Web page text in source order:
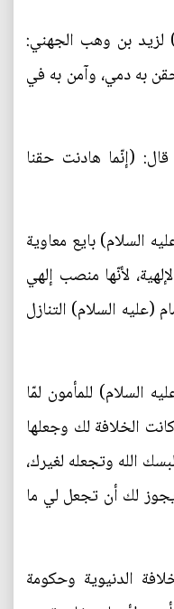
لزيد بن وهب الجهني:
به دمي، وآمن به في
(إنّما هادنت حقنا
السلام) بايع معاوية
لأنّها منصب إلهي
السلام) التنازل
السلام) للمأمون لمّا
الخلافة لك وجعلها
الله وتجعله لغيرك،
لك أن تجعل لي ما
الدنيوية وحكومة